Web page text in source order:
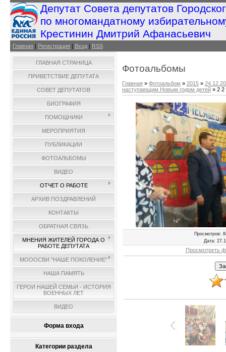
Депутат Совета депутатов
по многомандатному
Крестинин Дмитрий Афанасьевич
Главная | Регистрация | Вход | RSS
ГЛАВНАЯ СТРАНИЦА
ПРИВЕТСТВИЕ ДЕПУТАТА
СОВЕТ ДЕПУТАТОВ
БИОГРАФИЯ
ПОМОЩНИКИ
МЕРОПРИЯТИЯ
ПУБЛИКАЦИИ
ФОТОАЛЬБОМЫ
ВИДЕО
ОТЧЕТ О РАБОТЕ
АРХИВ ПОЗДРАВЛЕНИЙ
КОНТАКТЫ
ОБРАТНАЯ СВЯЗЬ
МНЕНИЯ ЖИТЕЛЕЙ ГОРОДА О
РАБОТЕ ДЕПУТАТА
МОООСВИ "НАШЕ ПОКОЛЕНИЕ"
НАША ПАМЯТЬ
ГЕРОИ НАШЕЙ СЕМЬИ - ИСТОРИЯ
ВОЕННЫХ ЛЕТ
ВИДЕО
Форма входа
Категории раздела
Фотоальбомы
Главная » Фотоальбом » 2015 »
наступающим Новым годом детей » 2 2
Просмотров:
Дата:
Просмотреть